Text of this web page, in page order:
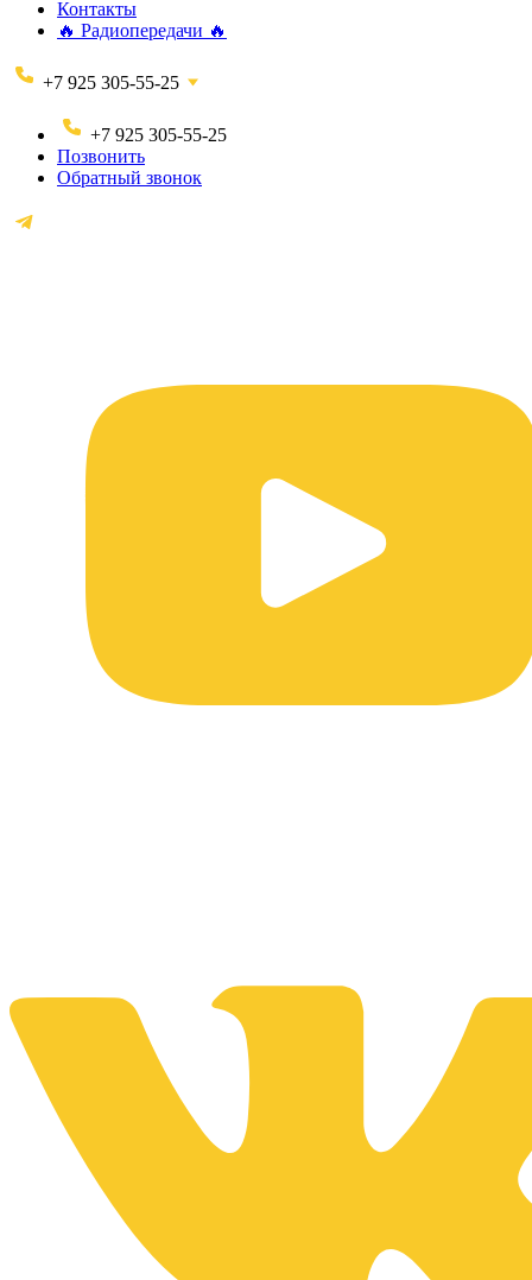
Контакты
🔥 Радиопередачи 🔥
+7 925 305-55-25
+7 925 305-55-25
Позвонить
Обратный звонок